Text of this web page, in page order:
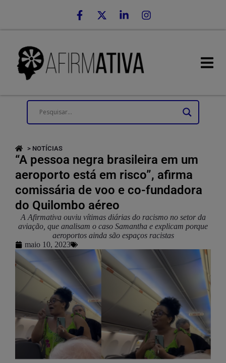
> NOTÍCIAS
“A pessoa negra brasileira em um
aeroporto está em risco”, afirma
comissária de voo e co-fundadora
do Quilombo aéreo
A Afirmativa ouviu vítimas diárias do racismo no setor da
aviação, que analisam o caso Samantha e explicam porque
aeroportos ainda são espaços racistas
maio 10, 2023